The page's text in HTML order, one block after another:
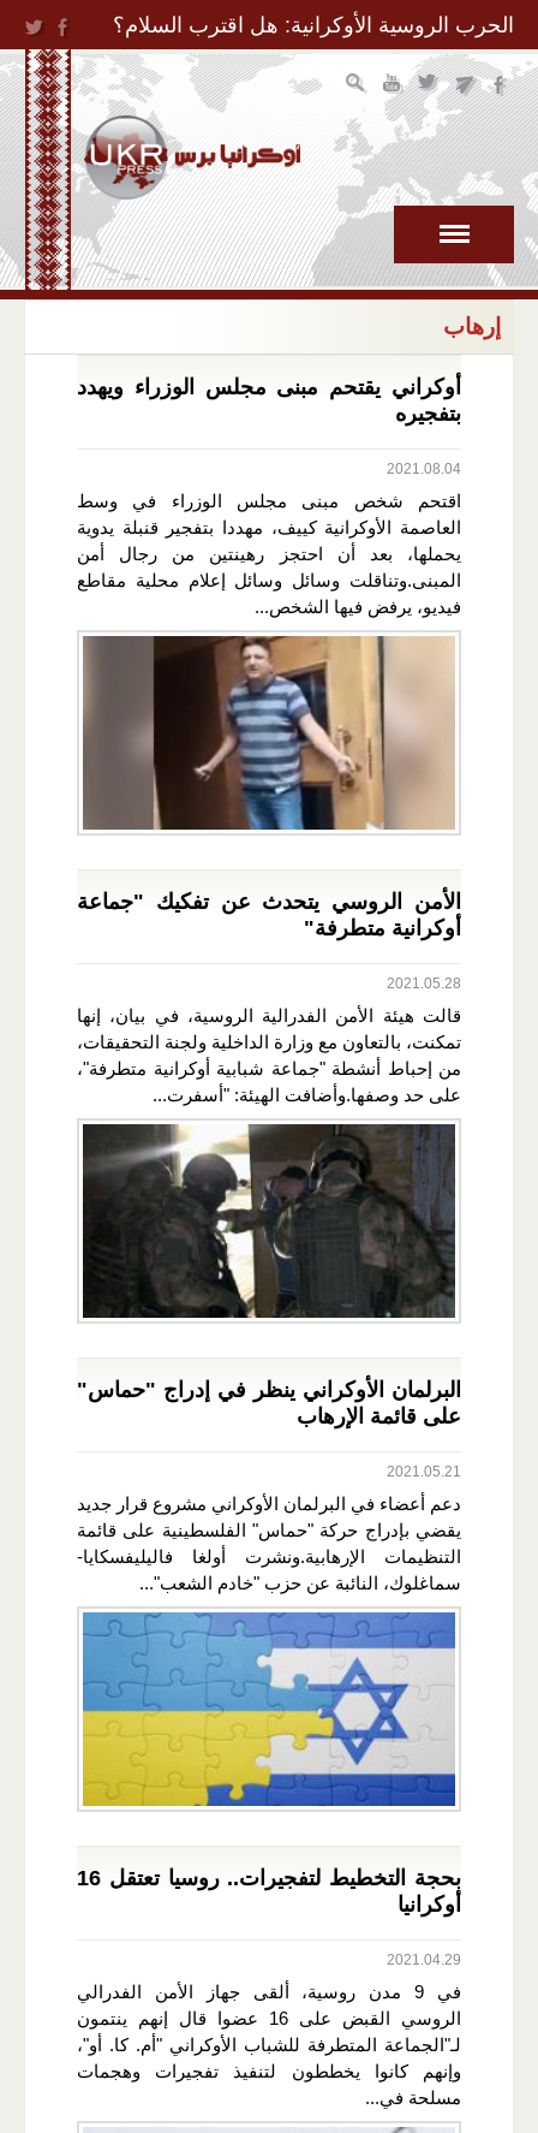
Jump to Navigation
الحرب الروسية الأوكرانية: هل اقترب السلام؟
إرهاب
أوكراني يقتحم مبنى مجلس الوزراء ويهدد
بتفجيره
2021.08.04
اقتحم شخص مبنى مجلس الوزراء في وسط
العاصمة الأوكرانية كييف، مهددا بتفجير قنبلة يدوية
يحملها، بعد أن احتجز رهينتين من رجال أمن
المبنى.وتناقلت وسائل وسائل إعلام محلية مقاطع
فيديو، يرفض فيها الشخص...
الأمن الروسي يتحدث عن تفكيك "جماعة
أوكرانية متطرفة"
2021.05.28
قالت هيئة الأمن الفدرالية الروسية، في بيان، إنها
تمكنت، بالتعاون مع وزارة الداخلية ولجنة التحقيقات،
من إحباط أنشطة "جماعة شبابية أوكرانية متطرفة"،
على حد وصفها.وأضافت الهيئة: "أسفرت...
البرلمان الأوكراني ينظر في إدراج "حماس"
على قائمة الإرهاب
2021.05.21
دعم أعضاء في البرلمان الأوكراني مشروع قرار جديد
يقضي بإدراج حركة "حماس" الفلسطينية على قائمة
التنظيمات الإرهابية.ونشرت أولغا فاليليفسكايا-
سماغلوك، النائبة عن حزب "خادم الشعب"...
بحجة التخطيط لتفجيرات.. روسيا تعتقل 16
أوكرانيا
2021.04.29
في 9 مدن روسية، ألقى جهاز الأمن الفدرالي
الروسي القبض على 16 عضوا قال إنهم ينتمون
لـ"الجماعة المتطرفة للشباب الأوكراني "أم. كا. أو"،
وإنهم كانوا يخططون لتنفيذ تفجيرات وهجمات
مسلحة في...